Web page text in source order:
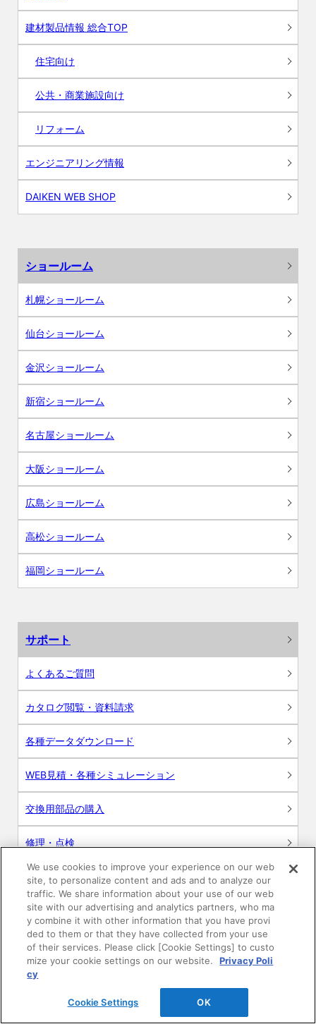
建材製品情報 総合TOP
住宅向け
公共・商業施設向け
リフォーム
エンジニアリング情報
DAIKEN WEB SHOP
ショールーム
札幌ショールーム
仙台ショールーム
金沢ショールーム
新宿ショールーム
名古屋ショールーム
大阪ショールーム
広島ショールーム
高松ショールーム
福岡ショールーム
サポート
よくあるご質問
カタログ閲覧・資料請求
各種データダウンロード
WEB見積・各種シミュレーション
交換用部品の購入
修理・点検
お問い合わせ
ログイン
建築・設計関係者様向けサイト
ユーザー登録サービス
WEB見積システム
We use cookies to improve your experience on our web
site, to personalize content and ads and to analyze our
traffic. We share information about your use of our web
site with our advertising and analytics partners, who ma
y combine it with other information that you have provi
ded to them or that they have collected from your use
of their services. Please click [Cookie Settings] to custo
mize your cookie settings on our website.
Privacy Poli
cy
Cookie Settings OK